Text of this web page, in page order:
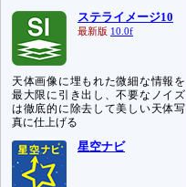
ステライメージ10
最新版 10.0f
天体画像に埋もれた微細な情報を
最大限に引き出し、不要なノイズ
は徹底的に除去して美しい天体写
真に仕上げる
星空ナビ